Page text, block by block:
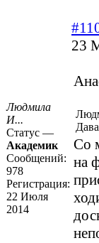
Людмила
И...
Статус —
Академик
Сообщений:
978
Регистрация:
22 Июля
2014
23
Со
на